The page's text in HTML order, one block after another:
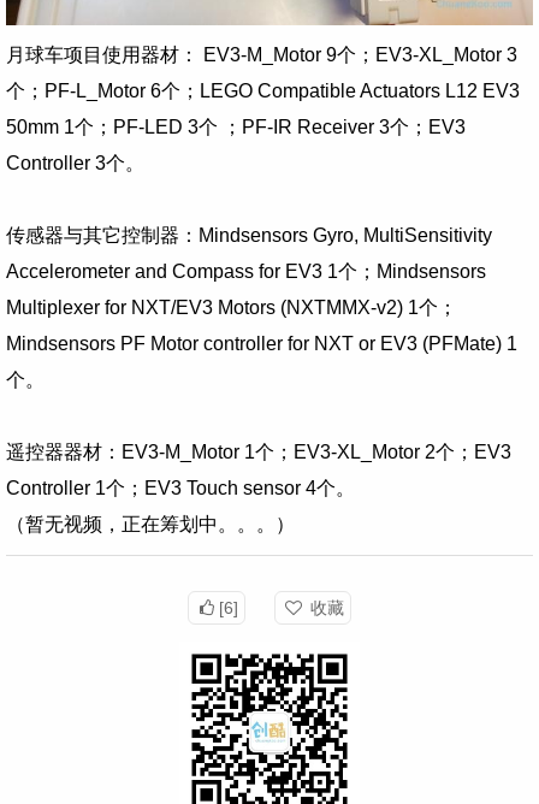
月球车项目使用器材： EV3-M_Motor 9个；EV3-XL_Motor 3
个；PF-L_Motor 6个；LEGO Compatible Actuators L12 EV3
50mm 1个；PF-LED 3个 ；PF-IR Receiver 3个；EV3
Controller 3个。
传感器与其它控制器：Mindsensors Gyro, MultiSensitivity
Accelerometer and Compass for EV3 1个；Mindsensors
Multiplexer for NXT/EV3 Motors (NXTMMX-v2) 1个；
Mindsensors PF Motor controller for NXT or EV3 (PFMate) 1
个。
遥控器器材：EV3-M_Motor 1个；EV3-XL_Motor 2个； EV3
Controller 1个；EV3 Touch sensor 4个。
（暂无视频，正在筹划中。。。）
[6] 收藏